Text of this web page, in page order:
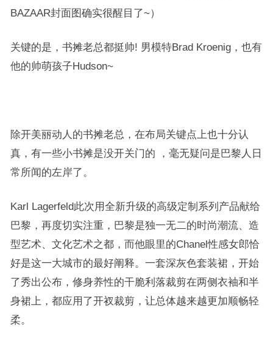
BAZAAR封面图确实很醒目了~）
关键的是，书摊老总都挺帅! 男模特Brad Kroenig，也有
他的帅萌孩子Hudson~
除开美丽动人的书摊老总，在布局关键点上也十分认
真，有一些小书摊是没开关门的 ，毫无疑问是巴黎人日
常所闻的左岸了。
Karl Lagerfeld此次用全新升级的高级定制系列产品献给
巴黎，再度切实注重，巴黎是独一无二的时尚潮流、造
型艺术、文化艺术之都，而他眼里的Chanel性感女郎恰
好是这一大城市的最好阐释。一套深灰色套装裙，开始
了秀出公布，修身养性的干脆利落裁剪在两侧衣袖和半
身裙上，都应用了开衩裁剪，让总体越来越更加顺畅轻
柔。